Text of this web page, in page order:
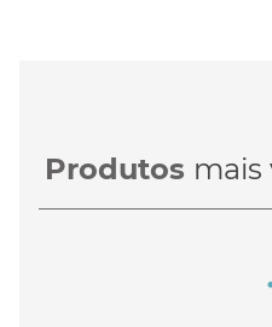
Produtos mais